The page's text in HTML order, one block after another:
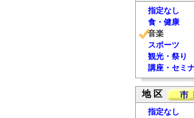
指定なし
食・健康
音楽
スポーツ
観光・祭り
講座・セミ
地 区
指定なし